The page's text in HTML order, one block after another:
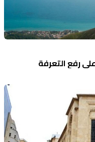
رفع التعرفة